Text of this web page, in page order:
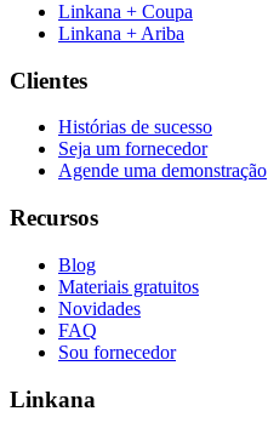
Linkana + Coupa
Linkana + Ariba
Clientes
Histórias de sucesso
Seja um fornecedor
Agende uma demonstração
Recursos
Blog
Materiais gratuitos
Novidades
FAQ
Sou fornecedor
Linkana